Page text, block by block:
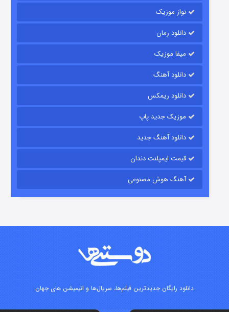
قسمت۱۵ (دوبله) منتشر شد
نواز موزیک
دانلود رمان
میفا موزیک
دانلود آهنگ
دانلود ریمکس
موزیک جدید پاپ
دانلود آهنگ جدید
قیمت ایمپلنت دندان
آهنگ هوش مصنوعی
دانلود رایگان جدیدترین فیلم‌ها، سریال‌ها و انیمیشن های جهان